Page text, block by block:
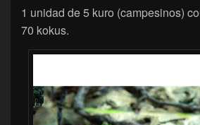
1 unidad de 5 kuro (campesinos)
70 kokus.